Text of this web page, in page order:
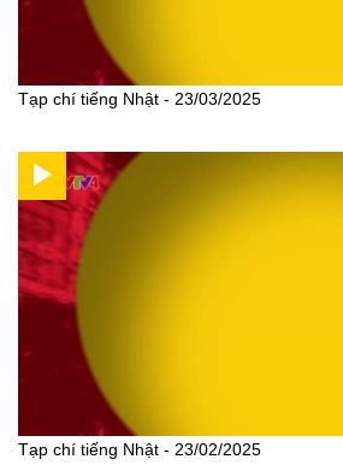
Tạp chí tiếng Nhật - 23/03/2025
Tạp chí tiếng Nhật - 23/02/2025